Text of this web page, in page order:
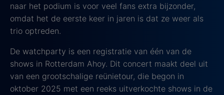
naar het podium is voor veel fans extra bijzonder,
omdat het de eerste keer in jaren is dat ze weer als
trio optreden.
De watchparty is een registratie van één van de
shows in Rotterdam Ahoy. Dit concert maakt deel uit
van een grootschalige reünietour, die begon in
oktober 2025 met een reeks uitverkochte shows in de